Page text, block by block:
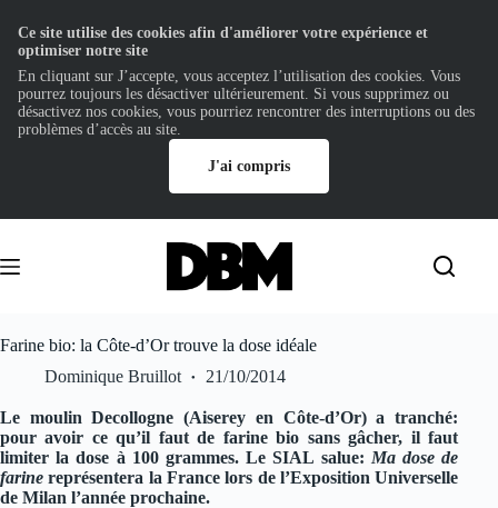
contenu
Farine bio: la Côte-d’Or trouve la dose idéale
Dominique Bruillot
21/10/2014
Le moulin Decollogne (Aiserey en Côte-d’Or) a tranché:
pour avoir ce qu’il faut de farine bio sans gâcher, il faut
limiter la dose à 100 grammes. Le SIAL salue: Ma dose de
farine représentera la France lors de l’Exposition Universelle
de Milan l’année prochaine.
Ce site utilise des cookies afin d'améliorer votre expérience et
optimiser notre site
En cliquant sur J’accepte, vous acceptez l’utilisation des cookies. Vous
pourrez toujours les désactiver ultérieurement. Si vous supprimez ou
désactivez nos cookies, vous pourriez rencontrer des interruptions ou des
problèmes d’accès au site.
J'ai compris